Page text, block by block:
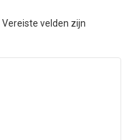
Vereiste velden zijn